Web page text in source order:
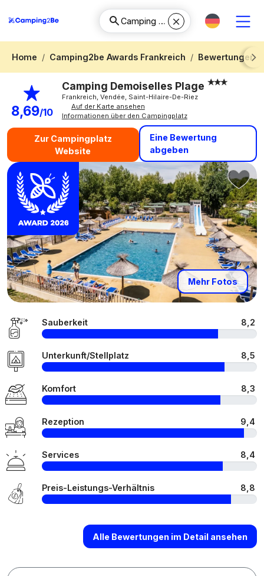
Home Camping2be Awards Frankreich
Bewertungen
Next
8,69/10
Camping Demoiselles Plage
Frankreich, Vendée, Saint-Hilaire-De-Riez
Auf der Karte ansehen
Informationen über den Campingplatz
Zur Campingplatz
Website
Eine Bewertung
abgeben
Mehr Fotos
Sauberkeit 8,2
Unterkunft/Stellplatz 8,5
Komfort 8,3
Rezeption 9,4
Services 8,4
Preis-Leistungs-Verhältnis 8,8
Alle Bewertungen im Detail ansehen